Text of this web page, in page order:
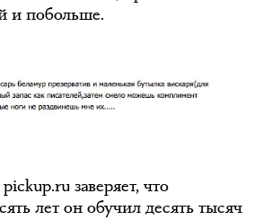
и побольше.
заверяет, что
лет он обучил десять тысяч